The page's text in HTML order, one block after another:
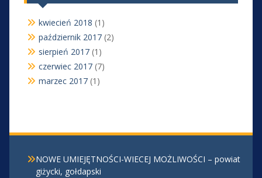
kwiecień 2018 (1)
październik 2017(2)
sierpień 2017(1)
czerwiec 2017(7)
marzec 2017(1)
NOWE UMIEJĘTNOŚCI-WIECEJ MOŻLIWOŚCI – powiat
giżycki, gołdapski